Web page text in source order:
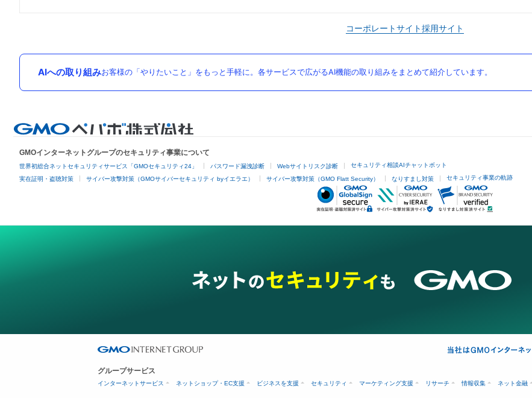
コーポレートサイト採用サイト
AIへの取り組みお客様の「やりたいこと」をもっと手軽に。各サービスで広がるAI機能の取り組みをまとめて紹介しています。
GMOインターネットグループのセキュリティ事業について
世界初総合ネットセキュリティサービス「GMOセキュリティ24」 パスワード漏洩診断 Webサイトリスク診断 セキュリティ相談AIチャットボット
実在証明・盗聴対策 サイバー攻撃対策（GMOサイバーセキュリティ byイエラエ） サイバー攻撃対策（GMO Flatt Security） なりすまし対策 セキュリティ事業の軌跡
グループサービス
インターネットサービス ネットショップ・EC支援 ビジネスを支援 セキュリティ マーケティング支援 リサーチ 情報収集 ネット金融